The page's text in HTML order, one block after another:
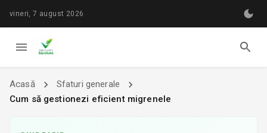
vineri, 7 august 2026
Acasă
Sfaturi generale
Cum să gestionezi eficient migrenele